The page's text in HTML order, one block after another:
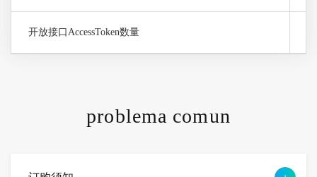
开放接口AccessToken数量
problema comun